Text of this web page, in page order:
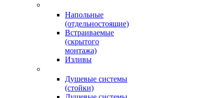
Напольные
(отдельностоящие)
Встраиваемые
(скрытого
монтажа)
Изливы
Душевые системы
(стойки)